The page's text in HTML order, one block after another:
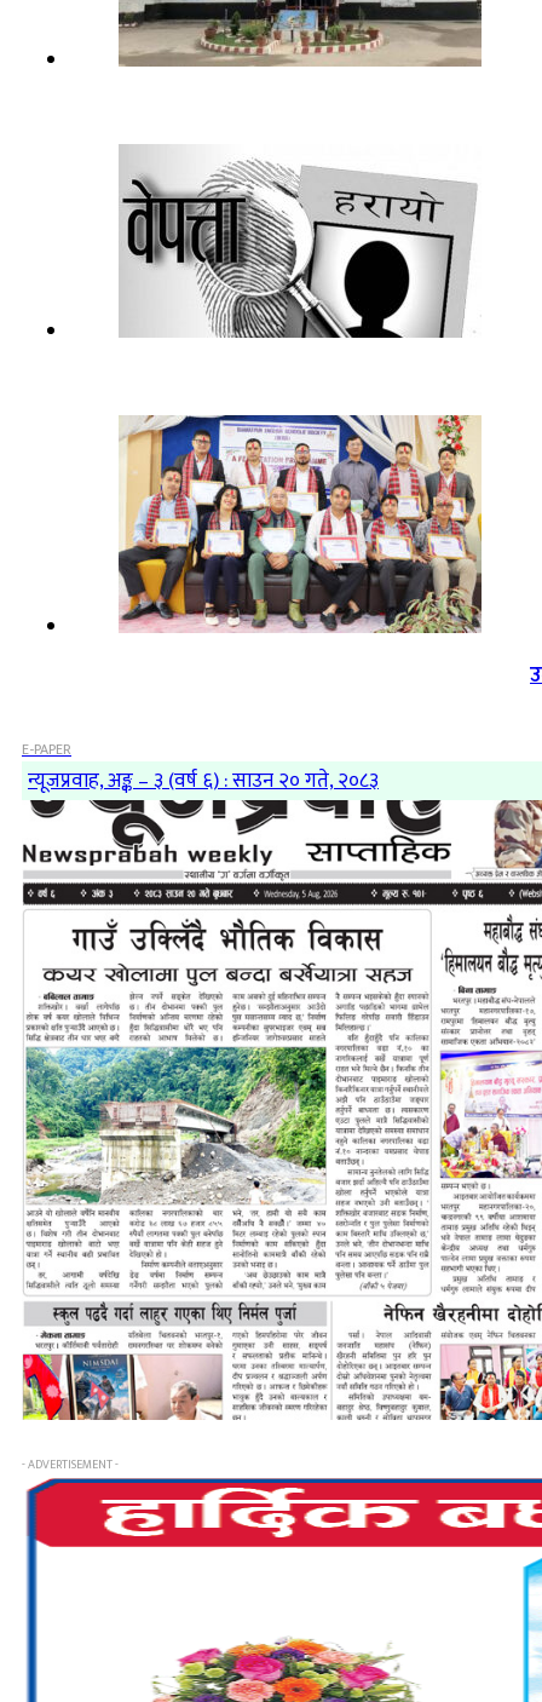
E-PAPER
न्यूजप्रवाह, अङ्क – ३ (वर्ष ६) : साउन २० गते, २०८३
- ADVERTISEMENT -